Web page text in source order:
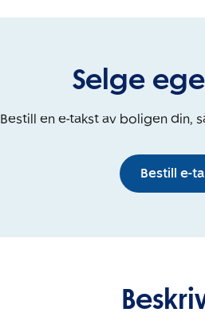
Selge
Bestill en e-takst av boligen din,
Bestill e-